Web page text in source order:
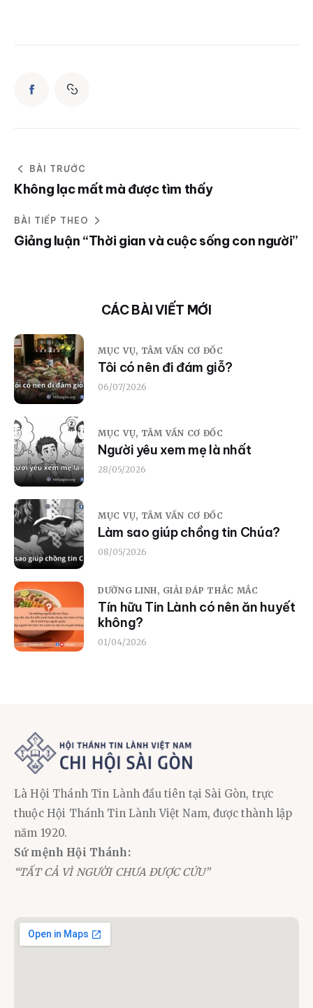
BÀI TRƯỚC
Không lạc mất mà được tìm thấy
BÀI TIẾP THEO
Giảng luận “Thời gian và cuộc sống con người”
CÁC BÀI VIẾT MỚI
MỤC VỤ, TÂM VẤN CƠ ĐỐC
Tôi có nên đi đám giỗ?
06/07/2026
MỤC VỤ, TÂM VẤN CƠ ĐỐC
Người yêu xem mẹ là nhất
28/05/2026
MỤC VỤ, TÂM VẤN CƠ ĐỐC
Làm sao giúp chồng tin Chúa?
08/05/2026
DƯỠNG LINH, GIẢI ĐÁP THẮC MẮC
Tín hữu Tin Lành có nên ăn huyết
không?
01/04/2026
Là Hội Thánh Tin Lành đầu tiên tại Sài Gòn, trực
thuộc Hội Thánh Tin Lành Việt Nam, được thành lập
năm 1920.
Sứ mệnh Hội Thánh:
“TẤT CẢ VÌ NGƯỜI CHƯA ĐƯỢC CỨU”